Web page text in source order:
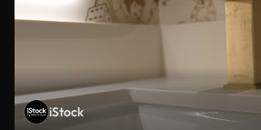
iStock